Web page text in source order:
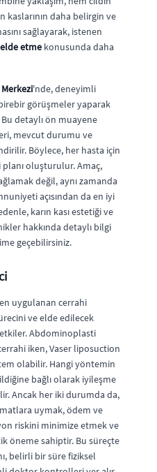
kaslarının daha belirgin ve
sağlayarak, istenen
etme konusunda daha
'nde, deneyimli
görüşmeler yaparak
detaylı ön muayene
mevcut durumu ve
Böylece, her hasta için
oluşturulur. Amaç,
değil, aynı zamanda
açısından da en iyi
karın kası estetiği ve
hakkında detaylı bilgi
geçebilirsiniz.
uygulanan cerrahi
ve elde edilecek
Abdominoplasti
iken, Vaser liposuction
olabilir. Hangi yöntemin
bağlı olarak iyileşme
Ancak her iki durumda da,
uymak, ödem ve
riskini minimize etmek ve
öneme sahiptir. Bu süreçte
belirli bir süre fiziksel